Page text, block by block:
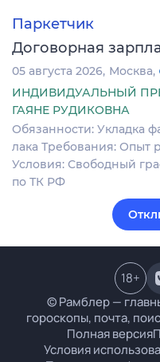
Паркетчик
Договорная
05 августа 2026 Москва
ИНДИВИДУАЛЬНЫЙ
ГАЯНЕ РУДИКОВНА
Обязанности: Укладка
лака Требования: Опыт
Условия: Свободный
по ТК РФ
© Рамблер —
гороскопы, почта,
Полная версия
Условия
18+